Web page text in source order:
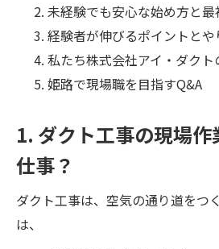
未経験でも安心な始め方と最
経験者が伸びるポイントとや
私たち株式会社アイ・ダクト
姫路で現場職を目指すQ&A
1. ダクト工事の現場作
仕事？
ダクト工事は、空気の通り道をつ
は、